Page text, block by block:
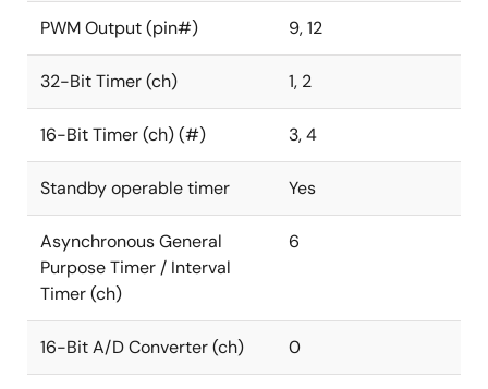
PWM Output (pin#) 9, 12
32-Bit Timer (ch) 1, 2
16-Bit Timer (ch) (#) 3, 4
Standby operable timer Yes
Asynchronous General
Purpose Timer / Interval
Timer (ch)
6
16-Bit A/D Converter (ch) 0